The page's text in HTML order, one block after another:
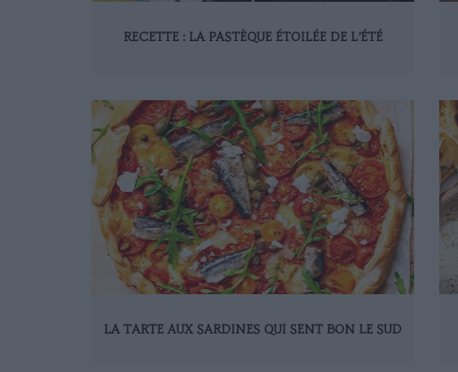
RECETTE : LA PASTÈQUE ÉTOILÉE DE L’ÉTÉ
LA TARTE AUX SARDINES QUI SENT BON LE SUD